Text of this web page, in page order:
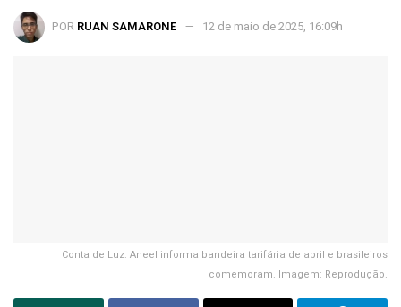
POR RUAN SAMARONE 12 de maio de 2025, 16:09h
Conta de Luz: Aneel informa bandeira tarifária de abril e brasileiros
comemoram. Imagem: Reprodução.